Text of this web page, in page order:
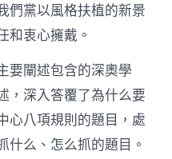
們黨以風格扶植的新景
和衷心擁戴。
要闡述包含的深奧學
，深入答覆了為什么要
心八項規則的題目，處
什么、怎么抓的題目。